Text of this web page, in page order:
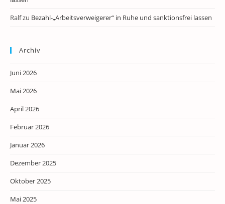
Ralfzu Bezahl-„Arbeitsverweigerer“ in Ruhe und sanktionsfrei lassen
Archiv
Juni 2026
Mai 2026
April 2026
Februar 2026
Januar 2026
Dezember 2025
Oktober 2025
Mai 2025